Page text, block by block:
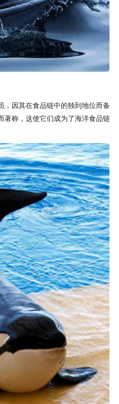
，因其在食品链中的独到地位而备
著称，这使它们成为了海洋食品链